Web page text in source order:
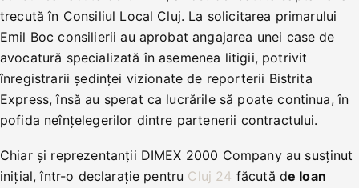
trecută în Consiliul Local Cluj. La solicitarea primarului
Emil Boc consilierii au aprobat angajarea unei case de
avocatură specializată în asemenea litigii, potrivit
înregistrarii ședinței vizionate de reporterii Bistrita
Express, însă au sperat ca lucrările să poate continua, în
pofida neînțelegerilor dintre partenerii contractului.
Chiar și reprezentanții DIMEX 2000 Company au susținut
inițial, într-o declarație pentru Cluj 24 făcută de Ioan